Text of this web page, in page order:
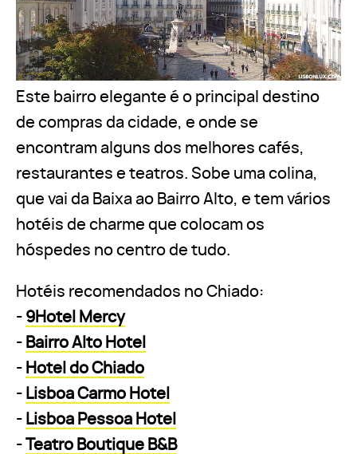
Este bairro elegante é o principal destino
de compras da cidade, e onde se
encontram alguns dos melhores cafés,
restaurantes e teatros. Sobe uma colina,
que vai da Baixa ao Bairro Alto, e tem vários
hotéis de charme que colocam os
hóspedes no centro de tudo.
Hotéis recomendados no Chiado:
- 9Hotel Mercy
- Bairro Alto Hotel
- Hotel do Chiado
- Lisboa Carmo Hotel
- Lisboa Pessoa Hotel
- Teatro Boutique B&B